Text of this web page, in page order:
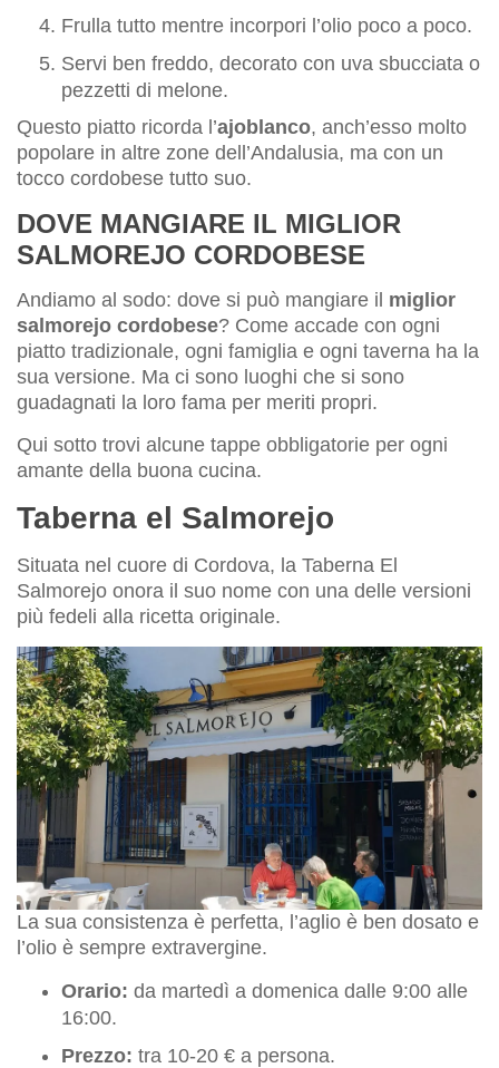
Frulla tutto mentre incorpori l’olio poco a poco.
Servi ben freddo, decorato con uva sbucciata o
pezzetti di melone.
Questo piatto ricorda l’ajoblanco, anch’esso molto
popolare in altre zone dell’Andalusia, ma con un
tocco cordobese tutto suo.
DOVE MANGIARE IL MIGLIOR
SALMOREJO CORDOBESE
Andiamo al sodo: dove si può mangiare il miglior
salmorejo cordobese? Come accade con ogni
piatto tradizionale, ogni famiglia e ogni taverna ha la
sua versione. Ma ci sono luoghi che si sono
guadagnati la loro fama per meriti propri.
Qui sotto trovi alcune tappe obbligatorie per ogni
amante della buona cucina.
Taberna el Salmorejo
Situata nel cuore di Cordova, la Taberna El
Salmorejo onora il suo nome con una delle versioni
più fedeli alla ricetta originale.
La sua consistenza è perfetta, l’aglio è ben dosato e
l’olio è sempre extravergine.
Orario: da martedì a domenica dalle 9:00 alle
16:00.
Prezzo: tra 10-20 € a persona.